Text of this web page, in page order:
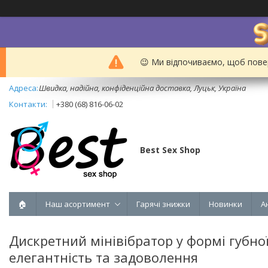
😉 Ми відпочиваємо, щоб
Швидка, надійна, конфіденційна доставка, Луцьк, Україна
+380 (68) 816-06-02
Best Sex Shop
🏠 Наш асортимент Гарячі знижки Новинки
Дискретний мінівібратор у формі
елегантність та задоволення